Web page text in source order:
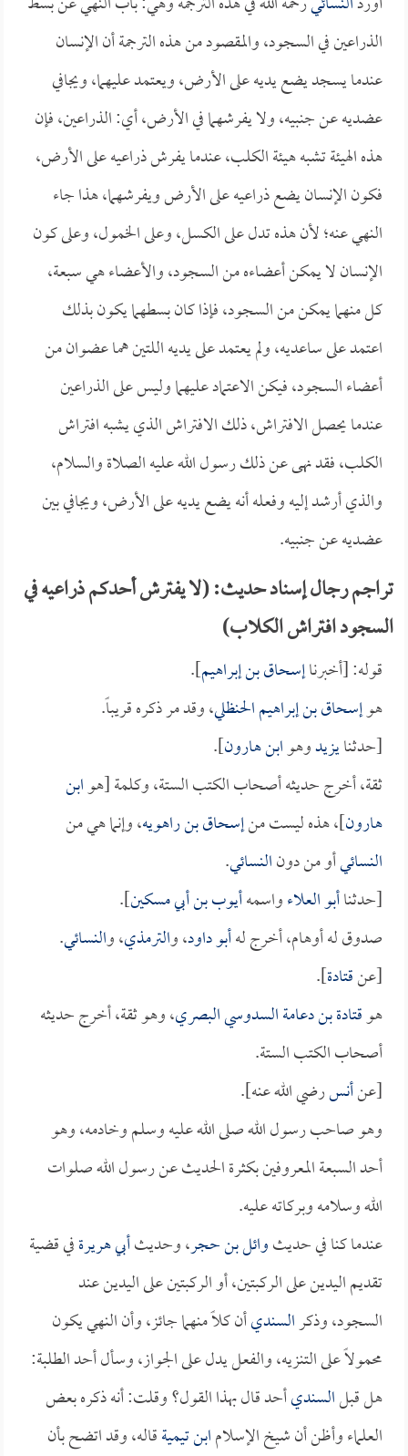
الذراعين في السجود، والمقصود من هذه الترجمة أن الإنسان
عندما يسجد يضع يديه على الأرض، ويعتمد عليهما، ويجافي
عضديه عن جنبيه، ولا يفرشهما في الأرض، أي: الذراعين، فإن
هذه الهيئة تشبه هيئة الكلب، عندما يفرش ذراعيه على الأرض،
فكون الإنسان يضع ذراعيه على الأرض ويفرشهما، هذا جاء
النهي عنه؛ لأن هذه تدل على الكسل، وعلى الخمول، وعلى كون
الإنسان لا يمكن أعضاءه من السجود، والأعضاء هي سبعة،
كل منهما يمكن من السجود، فإذا كان بسطهما يكون بذلك
اعتمد على ساعديه، ولم يعتمد على يديه اللتين هما عضوان من
أعضاء السجود، فيكن الاعتماد عليهما وليس على الذراعين
عندما يحصل الافتراش، ذلك الافتراش الذي يشبه افتراش
الكلب، فقد نهى عن ذلك رسول الله عليه الصلاة والسلام،
والذي أرشد إليه وفعله أنه يضع يديه على الأرض، ويجافي بين
عضديه عن جنبيه.
تراجم رجال إسناد حديث: (لا يفترش أحدكم ذراعيه في
السجود افتراش الكلاب)
قوله: [أخبرناإسحاق بن إبراهيم].
هوإسحاق بن إبراهيم الحنظلي، وقد مر ذكره قريباً.
[حدثنايزيدوهوابن هارون].
ثقة، أخرج حديثه أصحاب الكتب الستة، وكلمة [هوابن
هارون]، هذه ليست منإسحاق بن راهويه، وإنما هي من
النسائيأو من دونالنسائي.
[حدثناأبو العلاءواسمهأيوب بن أبي مسكين].
صدوق له أوهام، أخرج لهأبو داود، والترمذي، والنسائي.
[عنقتادة].
هوقتادة بن دعامة السدوسي البصري، وهو ثقة، أخرج حديثه
أصحاب الكتب الستة.
[عنأنسرضي الله عنه].
وهو صاحب رسول الله صلى الله عليه وسلم وخادمه، وهو
أحد السبعة المعروفين بكثرة الحديث عن رسول الله صلوات
الله وسلامه وبركاته عليه.
عندما كنا في حديثوائل بن حجر، وحديثأبي هريرةفي قضية
تقديم اليدين على الركبتين، أو الركبتين على اليدين عند
السجود، وذكرالسنديأن كلاً منهما جائز، وأن النهي يكون
محمولاً على التنزيه، والفعل يدل على الجواز، وسأل أحد الطلبة:
هل قبلالسنديأحد قال بهذا القول؟ وقلت: أنه ذكره بعض
العلماء وأظن أن شيخ الإسلامابن تيميةقاله، وقد اتضح بأن